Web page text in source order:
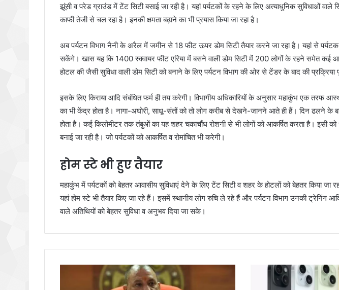
झूंसी व परेड ग्राउंड में टेंट सिटी बसाई जा रही है। यहां पर्यटकों के रहने के लिए अत्याधुनिक सुविधाओं वाले
काफी तेजी से चल रहा है। इनकी क्षमता बढ़ाने का भी प्रयास किया जा रहा है।
अब पर्यटन विभाग नैनी के अरैल में जमीन से 18 फीट ऊपर डोम सिटी तैयार करने जा रहा है। यहां से
सकेंगे। खास यह कि 1400 स्क्वायर फीट एरिया में बसने वाली डोम सिटी में 200 लोगों के रहने समेत कई
होटल की जैसी सुविधा वाली डोम सिटी को बनाने के लिए पर्यटन विभाग की ओर से टेंडर के बाद की प्रक्रिया
इसके लिए किराया आदि संबंधित फर्म ही तय करेगी। विभागीय अधिकारियों के अनुसार महाकुंभ एक तरफ
का भी केंद्र होता है। नागा-अघोरी, साधू-संतों को तो लोग करीब से देखने-जानने आते ही हैं। दिन ढलने के
होता है। कई किलोमीटर तक तंबुओं का यह शहर चकाचौंध रोशनी से भी लोगों को आकर्षित करता है। इसी
बनाई जा रही है। जो पर्यटकों को आकर्षित व रोमांचित भी करेगी।
होम स्टे भी हुए तैयार
महाकुंभ में पर्यटकों को बेहतर आवासीय सुविधाएं देने के लिए टेंट सिटी व शहर के होटलों को बेहतर किया जा
यहां होम स्टे भी तैयार किए जा रहे हैं। इसमें स्थानीय लोग रुचि ले रहे हैं और पर्यटन विभाग उनकी ट्रेनिंग
वाले अतिथियों को बेहतर सुविधा व अनुभव दिया जा सके।